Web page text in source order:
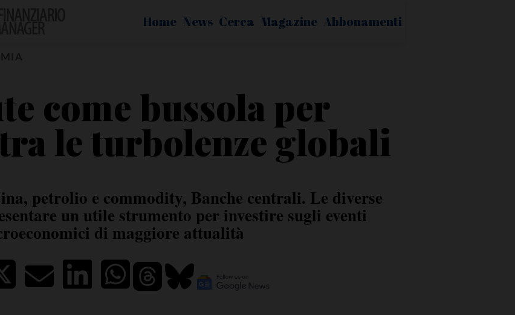
Home News Cerca Magazine Abbonamenti
come bussola per
le turbolenze globali
petrolio e commodity, Banche centrali. Le diverse
un utile strumento per investire sugli eventi
di maggiore attualità